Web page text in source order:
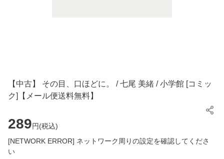
【中古】 その目、口ほどに。 / 七尾 美緒 / 小学館 [コミッ
ク]【メール便送料無料】
289円(税込)
[NETWORK ERROR] ネットワーク周りの設定を確認してくださ
い